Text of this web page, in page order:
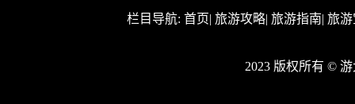
栏目导航: 首页| 旅游攻略| 旅游指南| 旅
2023 版权所有 ©